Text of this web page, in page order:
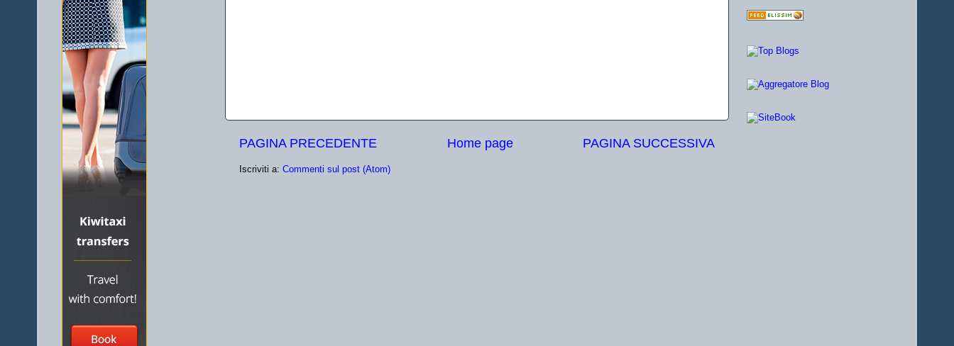
PAGINA PRECEDENTE PAGINA SUCCESSIVA
Home page
Iscriviti a: Commenti sul post (Atom)